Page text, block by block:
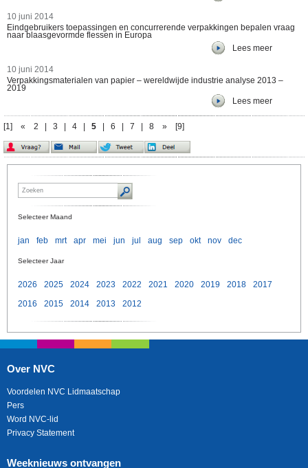
10 juni 2014
Eindgebruikers toepassingen en concurrerende verpakkingen bepalen vraag
naar blaasgevormde flessen in Europa
Lees meer
10 juni 2014
Verpakkingsmaterialen van papier – wereldwijde industrie analyse 2013 –
2019
Lees meer
[1] « 2 3 4 5 6 7 8 » [9]
Selecteer Maand
jan feb mrt apr mei jun jul aug sep okt nov dec
Selecteer Jaar
2026 2025 2024 2023 2022 2021 2020 2019 2018
2017
2016
2015 2014 2013 2012
Over NVC
Voordelen NVC Lidmaatschap
Pers
Word NVC-lid
Privacy Statement
Weeknieuws ontvangen